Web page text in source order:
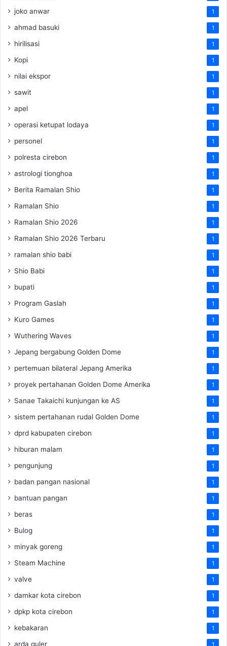
joko anwar 1
ahmad basuki 1
hirilisasi 1
Kopi 1
nilai ekspor 1
sawit 1
apel 1
operasi ketupat lodaya 1
personel 1
polresta cirebon 1
astrologi tionghoa 1
Berita Ramalan Shio 1
Ramalan Shio 1
Ramalan Shio 2026 1
Ramalan Shio 2026 Terbaru 1
ramalan shio babi 1
Shio Babi 1
bupati 1
Program Gaslah 1
Kuro Games 1
Wuthering Waves 1
Jepang bergabung Golden Dome 1
pertemuan bilateral Jepang Amerika 1
proyek pertahanan Golden Dome Amerika 1
Sanae Takaichi kunjungan ke AS 1
sistem pertahanan rudal Golden Dome 1
dprd kabupaten cirebon 1
hiburan malam 1
pengunjung 1
badan pangan nasional 1
bantuan pangan 1
beras 1
Bulog 1
minyak goreng 1
Steam Machine 1
valve 1
damkar kota cirebon 1
dpkp kota cirebon 1
kebakaran 1
arda guler 1